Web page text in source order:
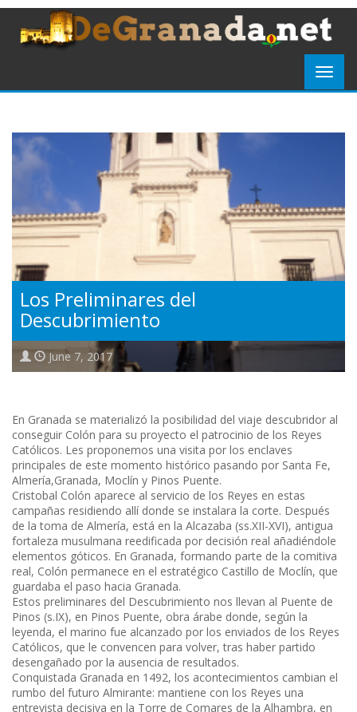
Los Preliminares del
Descubrimiento
June 7, 2017
En Granada se materializó la posibilidad del viaje descubridor al
conseguir Colón para su proyecto el patrocinio de los Reyes
Católicos. Les proponemos una visita por los enclaves
principales de este momento histórico pasando por Santa Fe,
Almería,Granada, Moclín y Pinos Puente.
Cristobal Colón aparece al servicio de los Reyes en estas
campañas residiendo allí donde se instalara la corte. Después
de la toma de Almería, está en la Alcazaba (ss.XII-XVI), antigua
fortaleza musulmana reedificada por decisión real añadiéndole
elementos góticos. En Granada, formando parte de la comitiva
real, Colón permanece en el estratégico Castillo de Moclín, que
guardaba el paso hacia Granada.
Estos preliminares del Descubrimiento nos llevan al Puente de
Pinos (s.IX), en Pinos Puente, obra árabe donde, según la
leyenda, el marino fue alcanzado por los enviados de los Reyes
Católicos, que le convencen para volver, tras haber partido
desengañado por la ausencia de resultados.
Conquistada Granada en 1492, los acontecimientos cambian el
rumbo del futuro Almirante: mantiene con los Reyes una
entrevista decisiva en la Torre de Comares de la Alhambra, en